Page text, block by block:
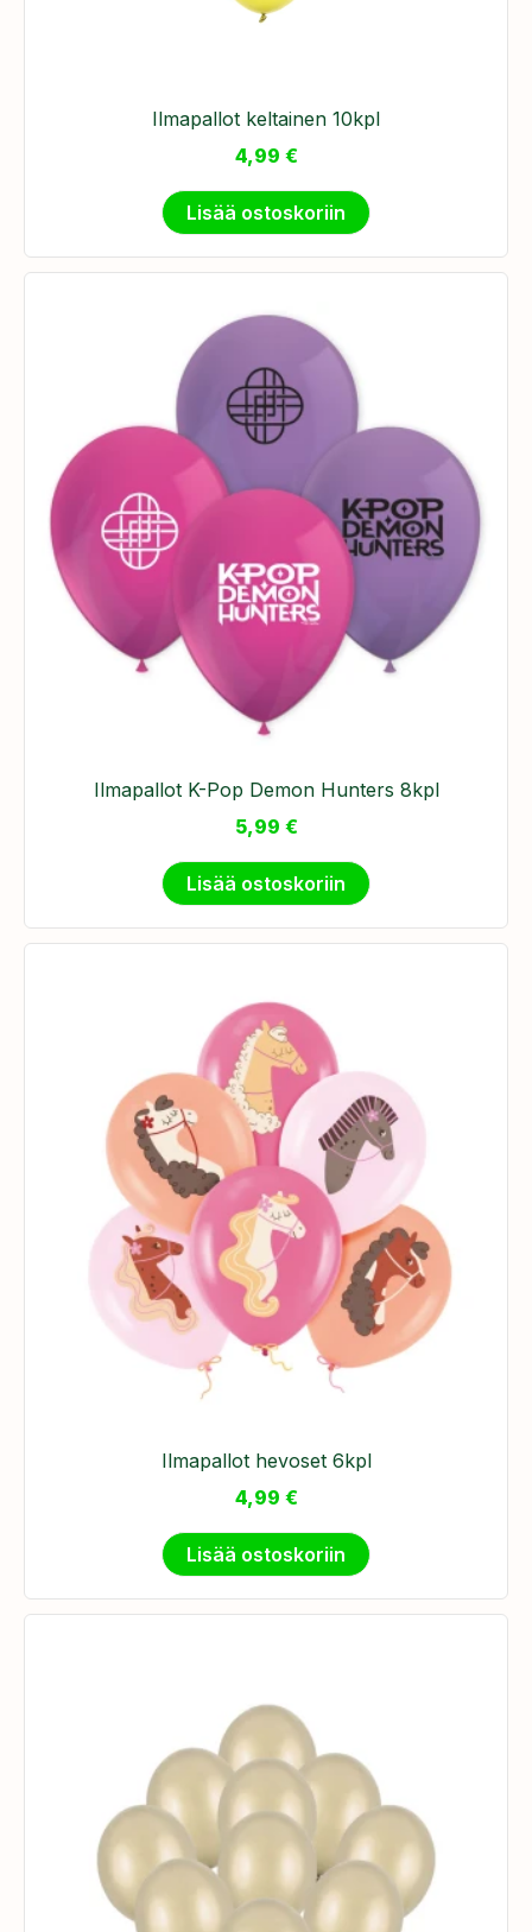
Ilmapallot keltainen 10kpl
4,99 €
Lisää ostoskoriin
Ilmapallot K-Pop Demon Hunters 8kpl
5,99 €
Lisää ostoskoriin
Ilmapallot hevoset 6kpl
4,99 €
Lisää ostoskoriin